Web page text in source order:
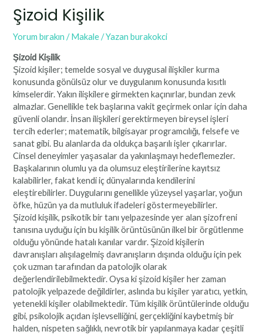
Şizoid Kişilik
Yorum bırakın /Makale/ Yazan burakokci
Şizoid Kişilik
Şizoid kişiler; temelde sosyal ve duygusal ilişkiler kurma
konusunda gönülsüz olur ve duygulanım konusunda kısıtlı
kimselerdir. Yakın ilişkilere girmekten kaçınırlar, bundan zevk
almazlar. Genellikle tek başlarına vakit geçirmek onlar için daha
güvenli olandır. İnsan ilişkileri gerektirmeyen bireysel işleri
tercih ederler; matematik, bilgisayar programcılığı, felsefe ve
sanat gibi. Bu alanlarda da oldukça başarılı işler çıkarırlar.
Cinsel deneyimler yaşasalar da yakınlaşmayı hedeflemezler.
Başkalarının olumlu ya da olumsuz eleştirilerine kayıtsız
kalabilirler, fakat kendi iç dünyalarında kendilerini
eleştirebilirler. Duygularını genellikle yüzeysel yaşarlar, yoğun
öfke, hüzün ya da mutluluk ifadeleri göstermeyebilirler.
Şizoid kişilik, psikotik bir tanı yelpazesinde yer alan şizofreni
tanısına uyduğu için bu kişilik örüntüsünün ilkel bir örgütlenme
olduğu yönünde hatalı kanılar vardır. Şizoid kişilerin
davranışları alışılagelmiş davranışların dışında olduğu için pek
çok uzman tarafından da patolojik olarak
değerlendirilebilmektedir. Oysa ki şizoid kişiler her zaman
patolojik yelpazede değildirler, aslında bu kişiler yaratıcı, yetkin,
yetenekli kişiler olabilmektedir. Tüm kişilik örüntülerinde olduğu
gibi, psikolojik açıdan işlevselliğini, gerçekliğini kaybetmiş bir
halden, nispeten sağlıklı, nevrotik bir yapılanmaya kadar çeşitli